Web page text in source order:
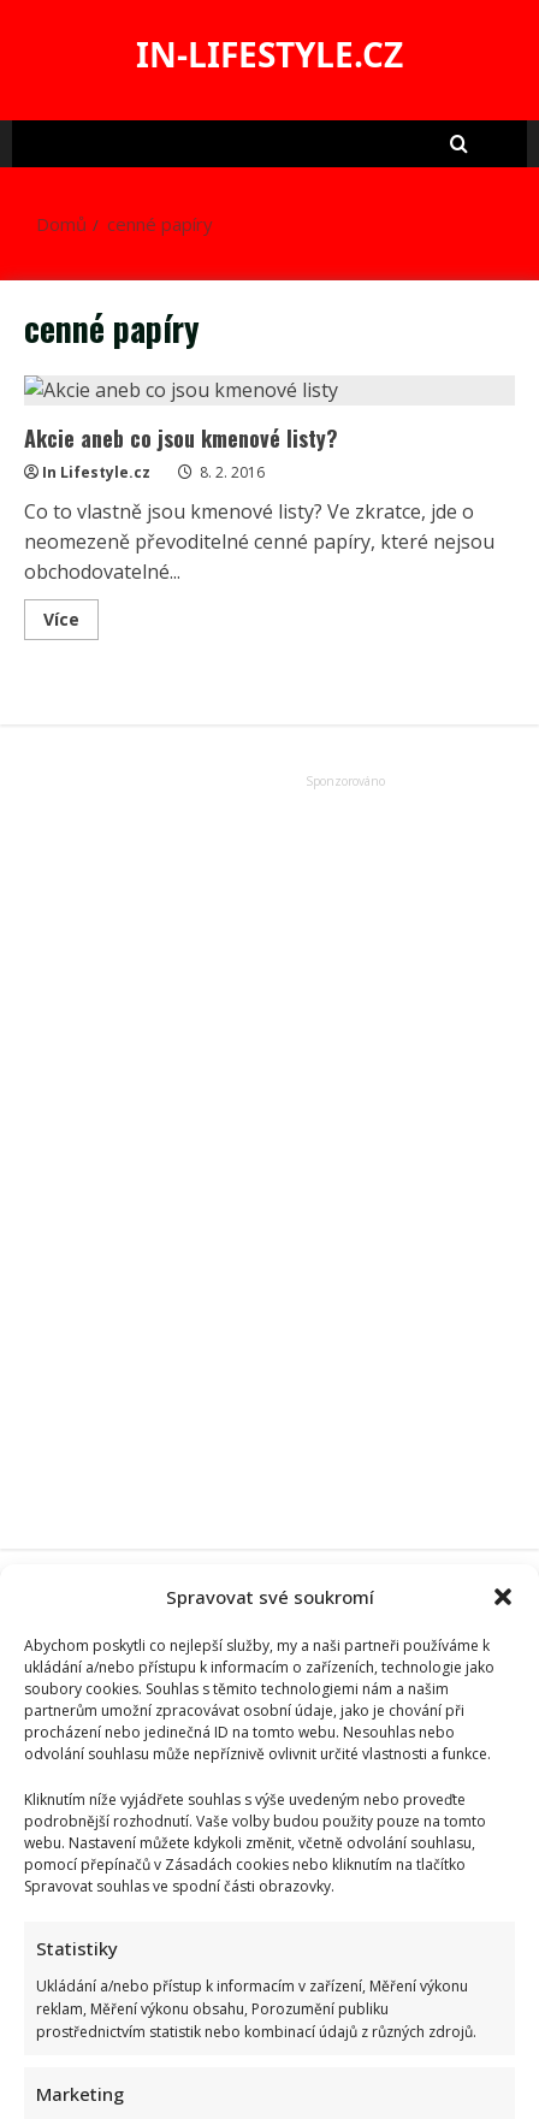
Spravovat své soukromí
Abychom poskytli co nejlepší služby, my a naši partneři používáme k
ukládání a/nebo přístupu k informacím o zařízeních, technologie jako
soubory cookies. Souhlas s těmito technologiemi nám a našim
partnerům umožní zpracovávat osobní údaje, jako je chování při
procházení nebo jedinečná ID na tomto webu. Nesouhlas nebo
odvolání souhlasu může nepříznivě ovlivnit určité vlastnosti a funkce.
Kliknutím níže vyjádřete souhlas s výše uvedeným nebo proveďte
podrobnější rozhodnutí. Vaše volby budou použity pouze na tomto
webu. Nastavení můžete kdykoli změnit, včetně odvolání souhlasu,
pomocí přepínačů v Zásadách cookies nebo kliknutím na tlačítko
Spravovat souhlas ve spodní části obrazovky.
Statistiky
Ukládání a/nebo přístup k informacím v zařízení, Měření výkonu
reklam, Měření výkonu obsahu, Porozumění publiku
prostřednictvím statistik nebo kombinací údajů z různých zdrojů.
Marketing
IN-LIFESTYLE.CZ
Domů cenné papíry
cenné papíry
Akcie aneb co jsou kmenové listy?
In Lifestyle.cz 8. 2. 2016
Co to vlastně jsou kmenové listy? Ve zkratce, jde o
neomezeně převoditelné cenné papíry, které nejsou
obchodovatelné...
Více
more
krizi: Svým videem rozdělil společnost
Vědomostní kvíz pro fanoušky AZ-kvízu: Je čas zjistit, kdo